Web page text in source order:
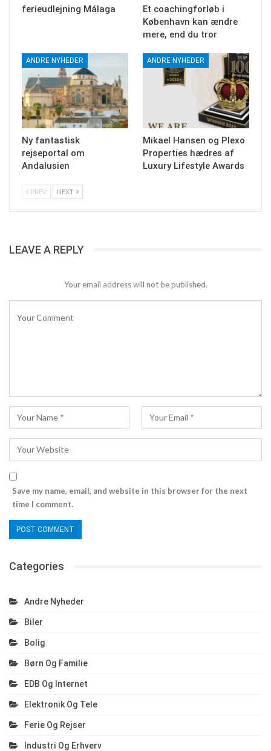
ferieudlejning Málaga
Et coachingforløb i
København kan ændre
mere, end du tror
ANDRE NYHEDER
Ny fantastisk
rejseportal om
Andalusien
ANDRE NYHEDER
Mikael Hansen og Plexo
Properties hædres af
Luxury Lifestyle Awards
PREV NEXT
LEAVE A REPLY
Your email address will not be published.
Save my name, email, and website in this browser for the next
time I comment.
Categories
Andre Nyheder
Biler
Bolig
Børn Og Familie
EDB Og Internet
Elektronik Og Tele
Ferie Og Rejser
Industri Og Erhverv